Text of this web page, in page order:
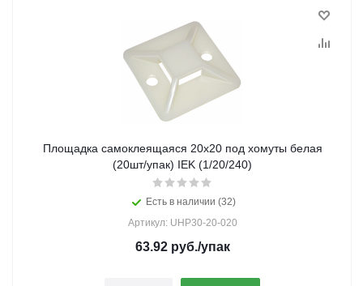
Площадка самоклеящаяся 20х20 под хомуты белая
(20шт/упак) IEK (1/20/240)
Есть в наличии (32)
Артикул: UHP30-20-020
63.92руб./упак